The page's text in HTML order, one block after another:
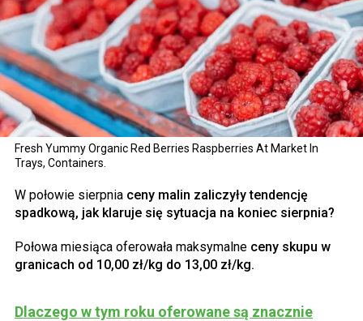
Fresh Yummy Organic Red Berries Raspberries At Market In
Trays, Containers.
W połowie sierpnia ceny malin zaliczyły tendencję
spadkową, jak klaruje się sytuacja na koniec sierpnia?
Połowa miesiąca oferowała maksymalne ceny skupu w
granicach od 10,00 zł/kg do 13,00 zł/kg.
Dlaczego w tym roku oferowane są znacznie